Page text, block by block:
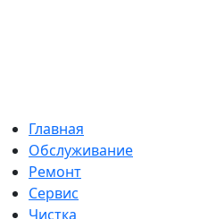
Главная
Обслуживание
Ремонт
Сервис
Чистка